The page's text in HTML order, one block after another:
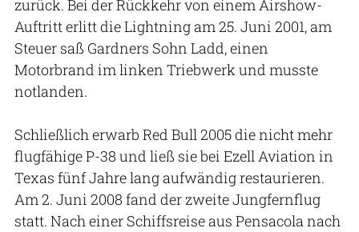
zurück. Bei der Rückkehr von einem Airshow-
Auftritt erlitt die Lightning am 25. Juni 2001, am
Steuer saß Gardners Sohn Ladd, einen
Motorbrand im linken Triebwerk und musste
notlanden.
Schließlich erwarb Red Bull 2005 die nicht mehr
flugfähige P-38 und ließ sie bei Ezell Aviation in
Texas fünf Jahre lang aufwändig restaurieren.
Am 2. Juni 2008 fand der zweite Jungfernflug
statt. Nach einer Schiffsreise aus Pensacola nach